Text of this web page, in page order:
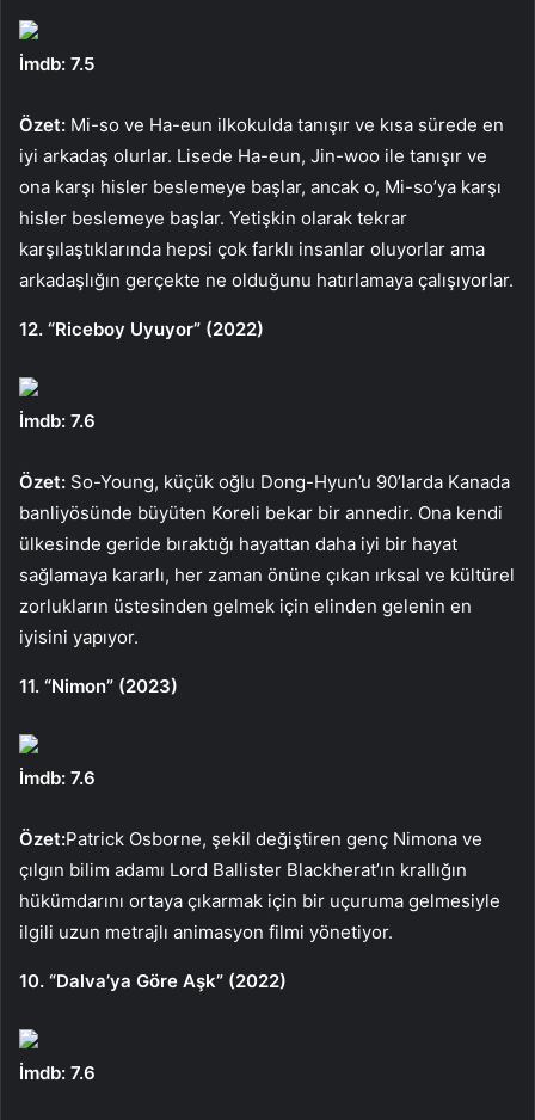
İmdb: 7.5
Özet: Mi-so ve Ha-eun ilkokulda tanışır ve kısa sürede en
iyi arkadaş olurlar. Lisede Ha-eun, Jin-woo ile tanışır ve
ona karşı hisler beslemeye başlar, ancak o, Mi-so’ya karşı
hisler beslemeye başlar. Yetişkin olarak tekrar
karşılaştıklarında hepsi çok farklı insanlar oluyorlar ama
arkadaşlığın gerçekte ne olduğunu hatırlamaya çalışıyorlar.
12. “Riceboy Uyuyor” (2022)
İmdb: 7.6
Özet: So-Young, küçük oğlu Dong-Hyun’u 90’larda Kanada
banliyösünde büyüten Koreli bekar bir annedir. Ona kendi
ülkesinde geride bıraktığı hayattan daha iyi bir hayat
sağlamaya kararlı, her zaman önüne çıkan ırksal ve kültürel
zorlukların üstesinden gelmek için elinden gelenin en
iyisini yapıyor.
11. “Nimon” (2023)
İmdb: 7.6
Özet:Patrick Osborne, şekil değiştiren genç Nimona ve
çılgın bilim adamı Lord Ballister Blackherat’ın krallığın
hükümdarını ortaya çıkarmak için bir uçuruma gelmesiyle
ilgili uzun metrajlı animasyon filmi yönetiyor.
10. “Dalva’ya Göre Aşk” (2022)
İmdb: 7.6